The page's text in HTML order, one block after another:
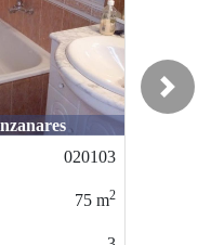
020103
/ Manzanares
000219-54005
Next